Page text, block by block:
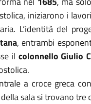
iniziarono i
L’identità del
, entrambi
il colonnello Giulio
a croce greca
sala si trovano tre